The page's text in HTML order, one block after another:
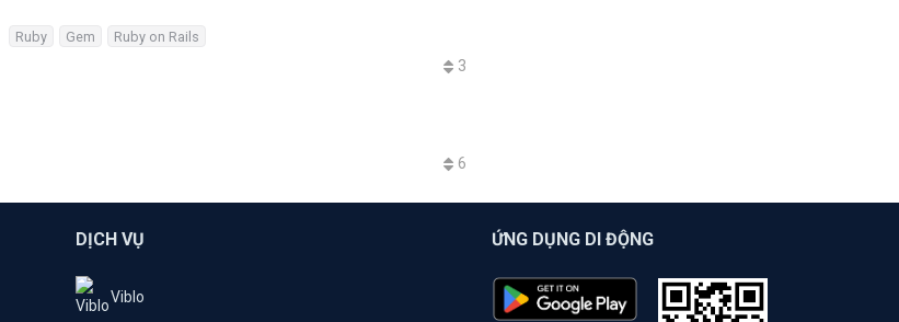
Ruby Gem Ruby on Rails
3
6
DỊCH VỤ
Viblo
ỨNG DỤNG DI ĐỘNG